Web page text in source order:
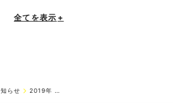
全てを表示 +
らせ 2019年 ゴールデンウィーク休業期間のお知らせ